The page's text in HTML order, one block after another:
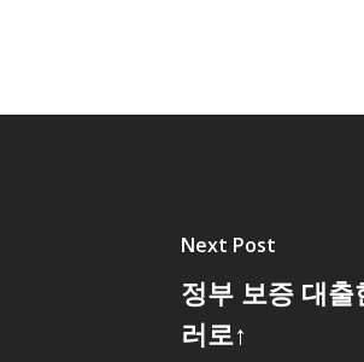
Next Post
정부 보증 대
러로↑